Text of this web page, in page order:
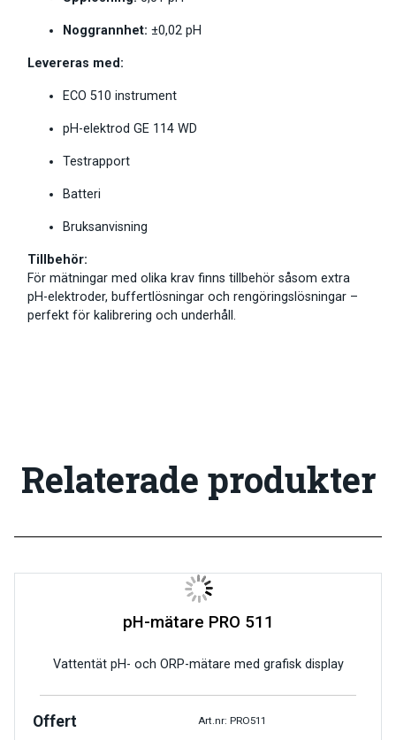
Noggrannhet: ±0,02 pH
Levereras med:
ECO 510 instrument
pH-elektrod GE 114 WD
Testrapport
Batteri
Bruksanvisning
Tillbehör:
För mätningar med olika krav finns tillbehör såsom extra
pH-elektroder, buffertlösningar och rengöringslösningar –
perfekt för kalibrering och underhåll.
Relaterade produkter
pH-mätare PRO 511
Vattentät pH- och ORP-mätare med grafisk display
Offert Art.nr: PRO511